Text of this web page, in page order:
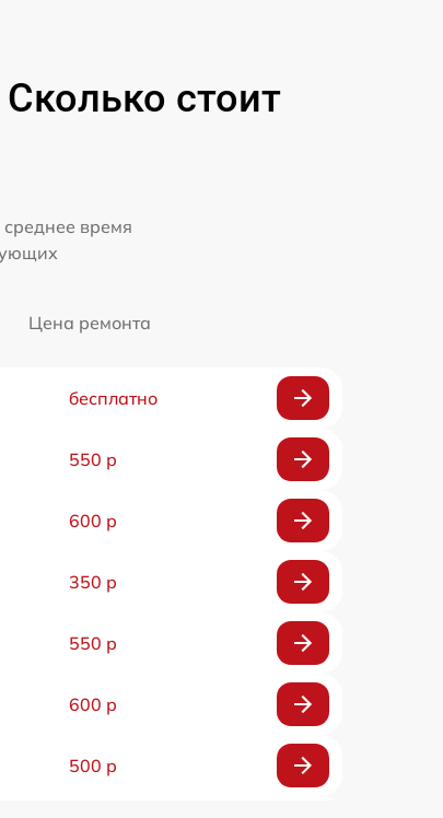
стоит
среднее время
Цена ремонта
бесплатно
550 р
600 р
350 р
550 р
600 р
500 р